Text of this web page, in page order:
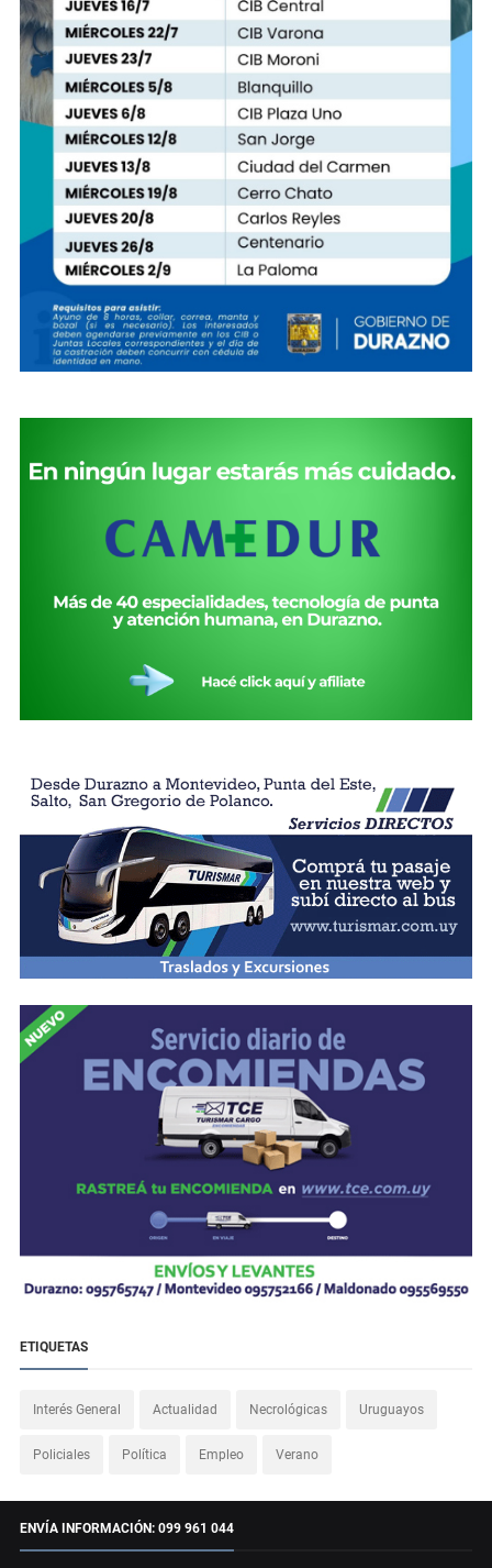
ETIQUETAS
Interés General Actualidad Necrológicas Uruguayos
Policiales Política Empleo Verano
ENVÍA INFORMACIÓN: 099 961 044